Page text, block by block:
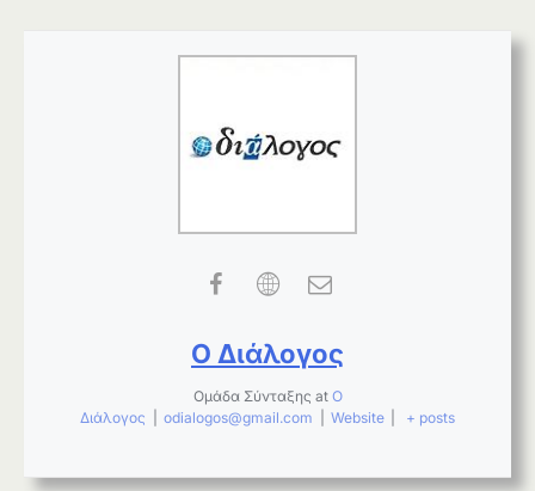
Ο Διάλογος
Ομάδα Σύνταξης at Ο
Διάλογος
odialogos@gmail.com Website + posts